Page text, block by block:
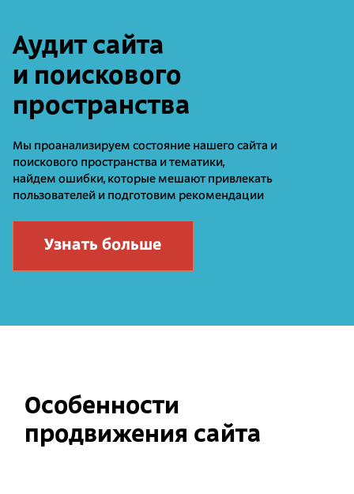
Аудит сайта
и поискового
пространства
Мы проанализируем состояние нашего сайта и
поискового пространства и тематики,
найдем ошибки, которые мешают привлекать
пользователей и подготовим рекомендации
Узнать больше
Особенности
продвижения сайта